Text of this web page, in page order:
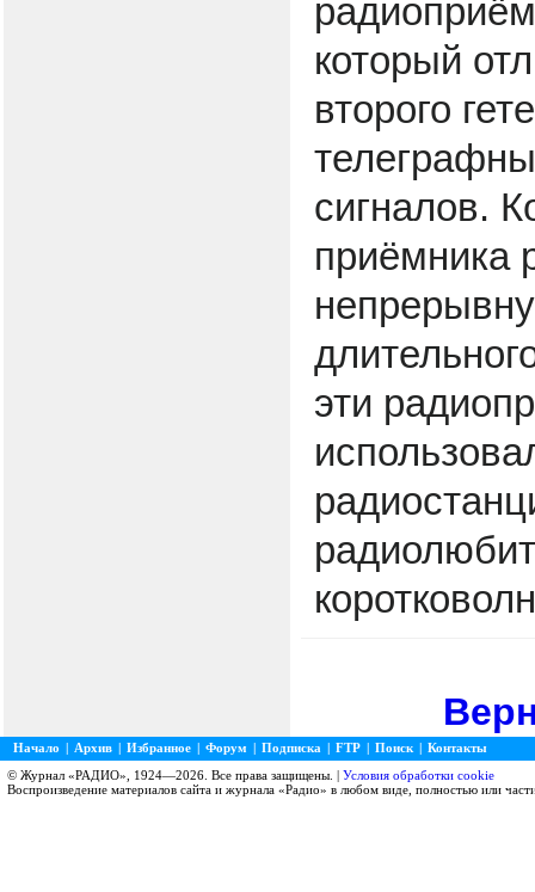
который
второго
сигналов.
приёмника
эти
Начало | Архив | Избранное | Форум | Подписка | FTP | Поиск | Контакты
© Журнал «РАДИО», 1924—2026. Все права защищены. | Условия обработки cookie
Воспроизведение материалов сайта и журнала «Радио» в любом виде, полностью или